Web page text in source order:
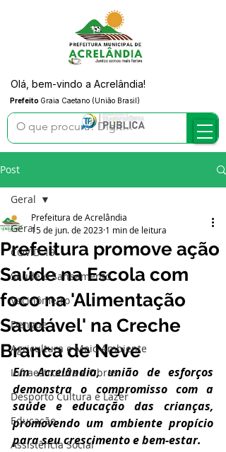
Prefeito Graia Caetano (União Brasil)
Olá, bem-vindo a Acrelândia!
Post
Geral
COVID-19
Saúde e Saneamento
Vacinômetro
Dengue
Agricultura e Meio Ambiente
Infraestrutura e Obras
Desporto Cultura e Lazer
Educação
Assistência Social
Geral
Prefeitura promove ação
Saúde na Escola com
foco na 'Alimentação
Saudável' na Creche
Branca de Neve
Prefeitura de Acrelândia
15 de jun. de 2023 1 min de leitura
Em Acrelândia, união de esforços
demonstra o compromisso com a
saúde e educação das crianças,
promovendo um ambiente propício
para seu crescimento e bem-estar.